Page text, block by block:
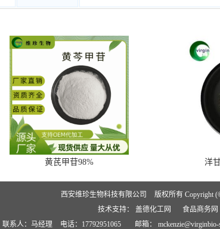
黄芪甲苷98% 洋
西安维珍生物科技有限公司 版权所有 Copyright
技术支持： 盖德化工网
食品商务网
联系人：马经理
电话：17792951065 邮箱： mckenzie@virginbio-